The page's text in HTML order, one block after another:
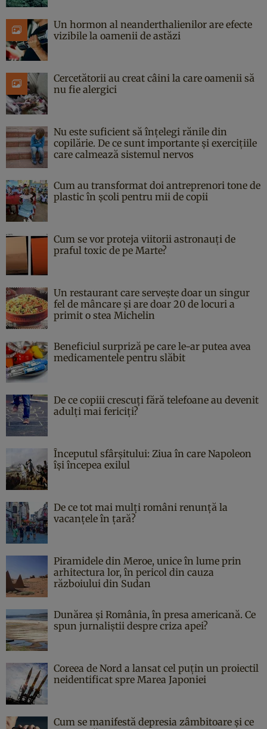
Un hormon al neanderthalienilor are efecte
vizibile la oamenii de astăzi
Cercetătorii au creat câini la care oamenii să
nu fie alergici
Nu este suficient să înțelegi rănile din
copilărie. De ce sunt importante și exercițiile
care calmează sistemul nervos
Cum au transformat doi antreprenori tone de
plastic în școli pentru mii de copii
Cum se vor proteja viitorii astronauți de
praful toxic de pe Marte?
Un restaurant care servește doar un singur
fel de mâncare și are doar 20 de locuri a
primit o stea Michelin
Beneficiul surpriză pe care le-ar putea avea
medicamentele pentru slăbit
De ce copiii crescuți fără telefoane au devenit
adulți mai fericiți?
Începutul sfârşitului: Ziua în care Napoleon
îşi începea exilul
De ce tot mai mulți români renunță la
vacanțele în țară?
Piramidele din Meroe, unice în lume prin
arhitectura lor, în pericol din cauza
războiului din Sudan
Dunărea și România, în presa americană. Ce
spun jurnaliștii despre criza apei?
Coreea de Nord a lansat cel puțin un proiectil
neidentificat spre Marea Japoniei
Cum se manifestă depresia zâmbitoare și ce